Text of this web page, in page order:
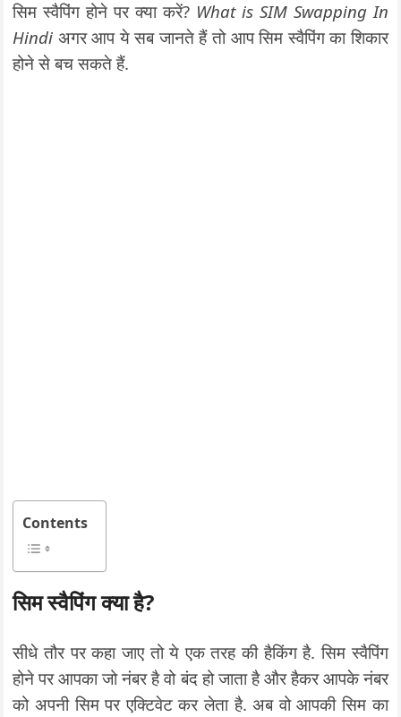
सिम स्वैपिंग होने पर क्या करें? What is SIM Swapping In
Hindi अगर आप ये सब जानते हैं तो आप सिम स्वैपिंग का शिकार
होने से बच सकते हैं.
Contents
सिम स्वैपिंग क्या है?
सीधे तौर पर कहा जाए तो ये एक तरह की हैकिंग है. सिम स्वैपिंग
होने पर आपका जो नंबर है वो बंद हो जाता है और हैकर आपके नंबर
को अपनी सिम पर एक्टिवेट कर लेता है. अब वो आपकी सिम का